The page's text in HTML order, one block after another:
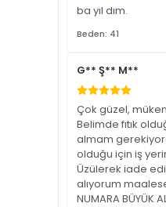
ba yıl dım.
Beden: 41
G** Ş** M**
Çok güzel,
Belimde fıtık
almam
olduğu için iş
Üzülerek iade
alıyorum
NUMARA BÜYÜK